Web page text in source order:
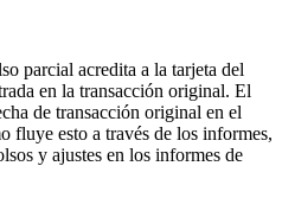
parcial acredita a la tarjeta del
en la transacción original. El
de transacción original en el
fluye esto a través de los informes,
y ajustes en los informes de